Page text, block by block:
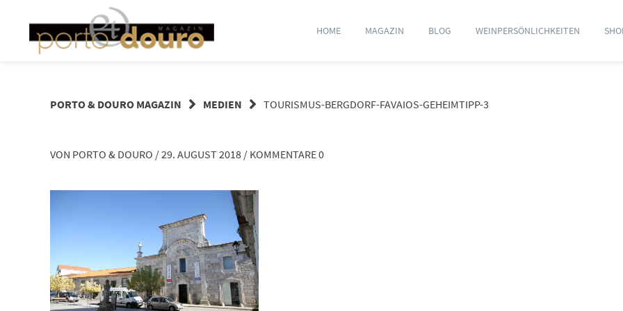
HOME MAGAZIN BLOG WEINPERSÖNLICHKEITEN
PORTO & DOURO MAGAZIN MEDIEN TOURISMUS-BERGDORF-FAVAIOS-GEHEIMTIPP-3
VON PORTO & DOURO /29. AUGUST 2018 / KOMMENTARE 0